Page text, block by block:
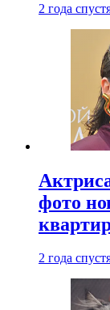
2 года
фото
2 года